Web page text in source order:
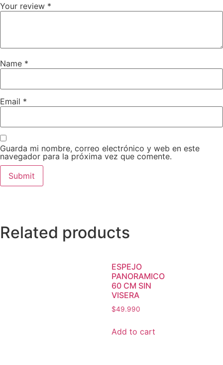
Your review *
Name *
Email *
Guarda mi nombre, correo electrónico y web en este
navegador para la próxima vez que comente.
Related products
ESPEJO
PANORAMICO
60 CM SIN
VISERA
$49.990
Add to cart